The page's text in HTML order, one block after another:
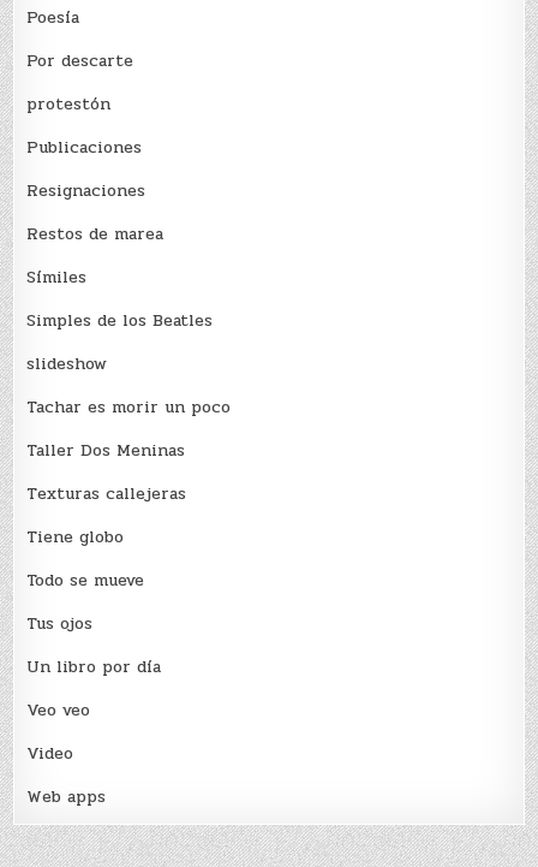
Poesía
Por descarte
protestón
Publicaciones
Resignaciones
Restos de marea
Sí­miles
Simples de los Beatles
slideshow
Tachar es morir un poco
Taller Dos Meninas
Texturas callejeras
Tiene globo
Todo se mueve
Tus ojos
Un libro por día
Veo veo
Video
Web apps